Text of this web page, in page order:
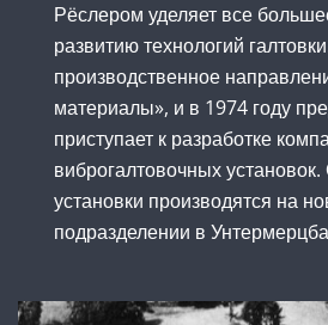
Рёслером уделяет все
развитию технологий
производственное
материалы», и в 1974 году
приступает к разработке
виброгалтовочных
установки производятся на
подразделении в